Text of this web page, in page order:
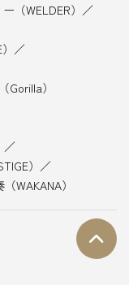
（WELDER）
Gorilla）
）
WAKANA）